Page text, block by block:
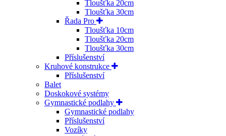
Tloušťka 20cm
Tloušťka 30cm
Řada Pro
Tloušťka 10cm
Tloušťka 20cm
Tloušťka 30cm
Příslušenství
Kruhové konstrukce
Příslušenství
Balet
Doskokové systémy
Gymnastické podlahy
Gymnastické podlahy
Příslušenství
Vozíky